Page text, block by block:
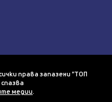
права запазени "ТОП
медии